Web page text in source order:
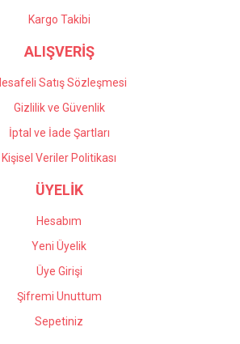
Kargo Takibi
ALIŞVERİŞ
Satış Sözleşmesi
Gizlilik ve Güvenlik
İptal ve İade Şartları
Kişisel Veriler Politikası
ÜYELİK
Hesabım
Yeni Üyelik
Üye Girişi
Şifremi Unuttum
Sepetiniz